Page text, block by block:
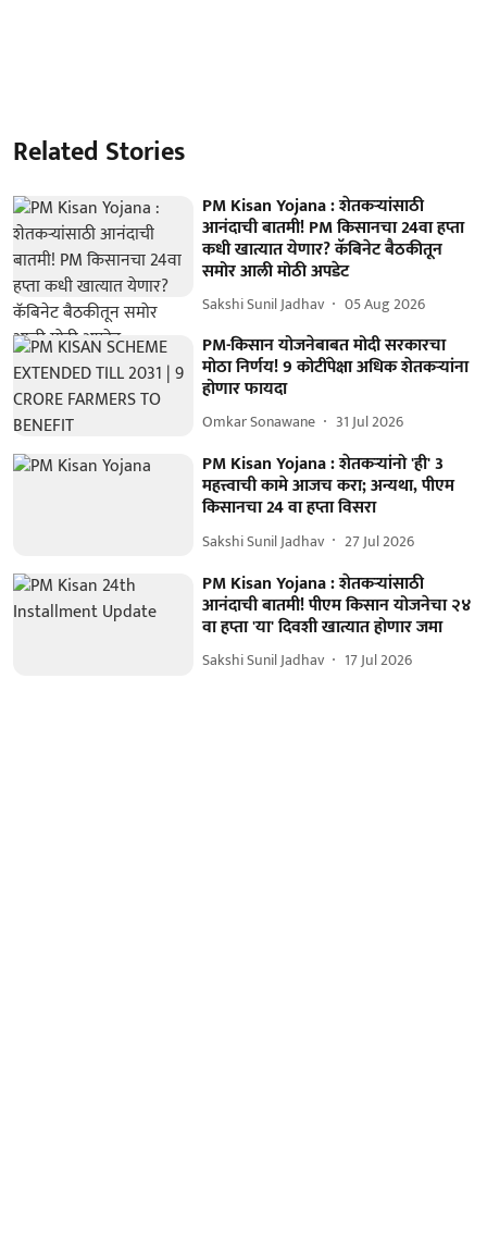
Related Stories
PM Kisan Yojana : शेतकऱ्यांसाठी
आनंदाची बातमी! PM किसानचा 24वा हप्ता
कधी खात्यात येणार? कॅबिनेट बैठकीतून
समोर आली मोठी अपडेट
Sakshi Sunil Jadhav 05 Aug 2026
PM-किसान योजनेबाबत मोदी सरकारचा
मोठा निर्णय! 9 कोटींपेक्षा अधिक शेतकऱ्यांना
होणार फायदा
Omkar Sonawane 31 Jul 2026
PM Kisan Yojana : शेतकऱ्यांनो 'ही' 3
महत्त्वाची कामे आजच करा; अन्यथा, पीएम
किसानचा 24 वा हप्ता विसरा
Sakshi Sunil Jadhav 27 Jul 2026
PM Kisan Yojana : शेतकऱ्यांसाठी
आनंदाची बातमी! पीएम किसान योजनेचा २४
वा हप्ता 'या' दिवशी खात्यात होणार जमा
Sakshi Sunil Jadhav 17 Jul 2026